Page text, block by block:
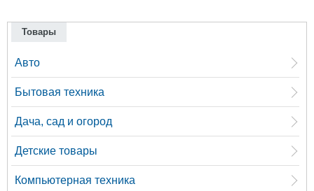
Товары
Авто
Бытовая техника
Дача, сад и огород
Детские товары
Компьютерная техника